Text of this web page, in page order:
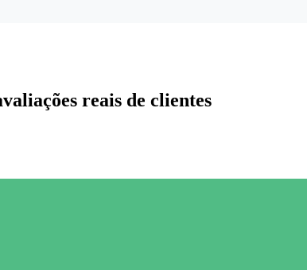
reais de clientes